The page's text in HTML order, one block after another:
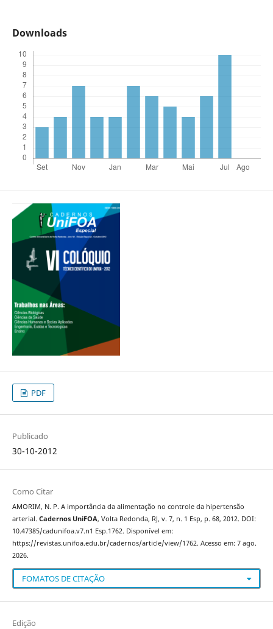
Downloads
PDF
Publicado
30-10-2012
Como Citar
AMORIM, N. P. A importância da alimentação no controle da hipertensão
arterial. Cadernos UniFOA, Volta Redonda, RJ, v. 7, n. 1 Esp, p. 68, 2012. DOI:
10.47385/cadunifoa.v7.n1 Esp.1762. Disponível em:
https://revistas.unifoa.edu.br/cadernos/article/view/1762. Acesso em: 7 ago.
2026.
FOMATOS DE CITAÇÃO
Edição